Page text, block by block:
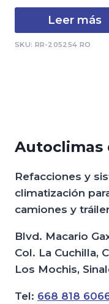
Leer más
SKU: RR-205254 RO
Autoclimas
Refacciones y
climatización
camiones y
Blvd. Macario
Col. La Cuchilla,
Los Mochis,
Tel: 668 818